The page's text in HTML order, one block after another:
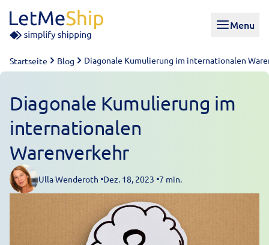
Menu
Startseite Blog Diagonale Kumulierung im internationalen
Diagonale Kumulierung im
internationalen
Warenverkehr
Posted by
Ulla Wenderoth Dez. 18, 2023 7 min.